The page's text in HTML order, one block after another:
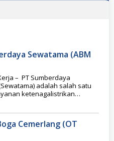
Sewatama (ABM
– PT Sumberdaya
adalah salah satu
ketenagalistrikan
Cemerlang (OT